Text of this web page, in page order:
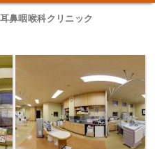
鼻咽喉科クリニック